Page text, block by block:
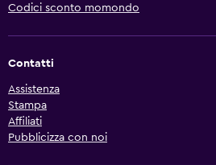
Codici sconto momondo
Contatti
Assistenza
Stampa
Affiliati
Pubblicizza con noi